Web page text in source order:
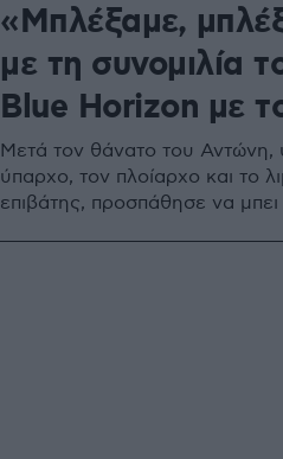
«Μπλέξαμε,
με τη συνομιλία
Blue Horizon με
Μετά τον θάνατο του Αντώνη,
ύπαρχο, τον πλοίαρχο και το
επιβάτης, προσπάθησε να